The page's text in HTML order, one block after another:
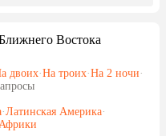
Востока
двоих·На троих·На 2 ночи·
·Латинская Америка·